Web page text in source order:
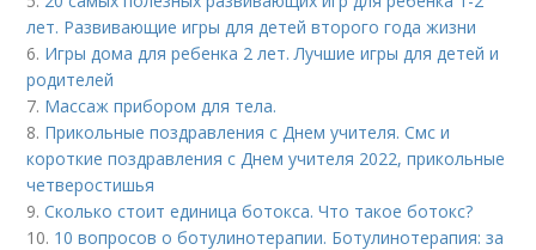
лет. Развивающие игры для детей второго года жизни
6. Игры дома для ребенка 2 лет. Лучшие игры для детей и
родителей
7. Массаж прибором для тела.
8. Прикольные поздравления с Днем учителя. Смс и
короткие поздравления с Днем учителя 2022, прикольные
четверостишья
9.Сколько стоит единица ботокса. Что такое ботокс?
10. 10 вопросов о ботулинотерапии. Ботулинотерапия: за